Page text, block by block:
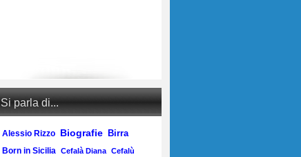
Si parla di...
Alessio Rizzo Biografie Birra
Born in Sicilia Cefalà Diana Cefalù